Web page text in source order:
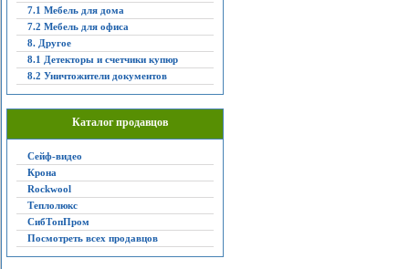
7.1 Мебель для дома
7.2 Мебель для офиса
8. Другое
8.1 Детекторы и счетчики купюр
8.2 Уничтожители документов
Каталог продавцов
Сейф-видео
Крона
Rockwool
Теплолюкс
СибТопПром
Посмотреть всех продавцов